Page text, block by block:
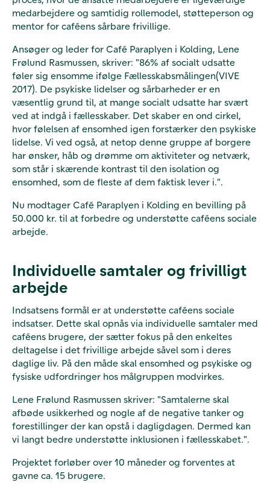
medarbejdere og samtidig rollemodel, støtteperson og
mentor for caféens sårbare frivillige.
Ansøger og leder for Café Paraplyen i Kolding, Lene
Frølund Rasmussen, skriver: "86% af socialt udsatte
føler sig ensomme ifølge Fællesskabsmålingen(VIVE
2017). De psykiske lidelser og sårbarheder er en
væsentlig grund til, at mange socialt udsatte har svært
ved at indgå i fællesskaber. Det skaber en ond cirkel,
hvor følelsen af ensomhed igen forstærker den psykiske
lidelse. Vi ved også, at netop denne gruppe af borgere
har ønsker, håb og drømme om aktiviteter og netværk,
som står i skærende kontrast til den isolation og
ensomhed, som de fleste af dem faktisk lever i.".
Nu modtager Café Paraplyen i Kolding en bevilling på
50.000 kr. til at forbedre og understøtte caféens sociale
arbejde.
Individuelle samtaler og frivilligt
arbejde
Indsatsens formål er at understøtte caféens sociale
indsatser. Dette skal opnås via individuelle samtaler med
caféens brugere, der sætter fokus på den enkeltes
deltagelse i det frivillige arbejde såvel som i deres
daglige liv. På den måde skal ensomhed og psykiske og
fysiske udfordringer hos målgruppen modvirkes.
Lene Frølund Rasmussen skriver: "Samtalerne skal
afbøde usikkerhed og nogle af de negative tanker og
forestillinger der kan opstå i dagligdagen. Dermed kan
vi langt bedre understøtte inklusionen i fællesskabet.".
Projektet forløber over 10 måneder og forventes at
gavne ca. 15 brugere.